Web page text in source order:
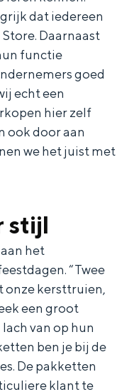
dat iedereen
Daarnaast
functie
goed
echt een
hier zelf
ook door aan
we het juist met
stijl
het
“Twee
onze kersttruien,
een groot
van op hun
ben je bij de
De pakketten
klant te